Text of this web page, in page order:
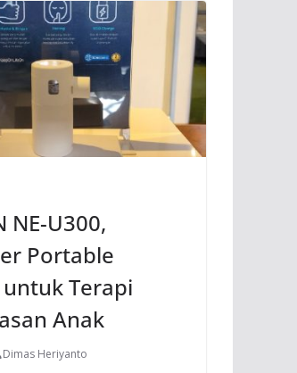
NE-U300,
Portable
untuk Terapi
Anak
Dimas Heriyanto